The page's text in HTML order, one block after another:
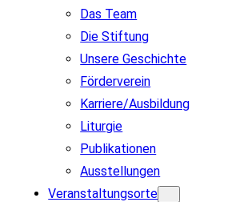
Das Team
Die Stiftung
Unsere Geschichte
Förderverein
Karriere/Ausbildung
Liturgie
Publikationen
Ausstellungen
Veranstaltungsorte